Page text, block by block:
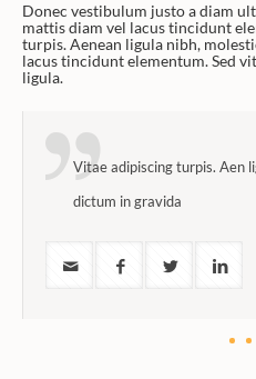
Donec vestibulum justo a diam
mattis diam vel lacus tincidunt
turpis. Aenean ligula nibh,
lacus tincidunt elementum. Sed
ligula.
Vitae adipiscing turpis. Aen
dictum in gravida